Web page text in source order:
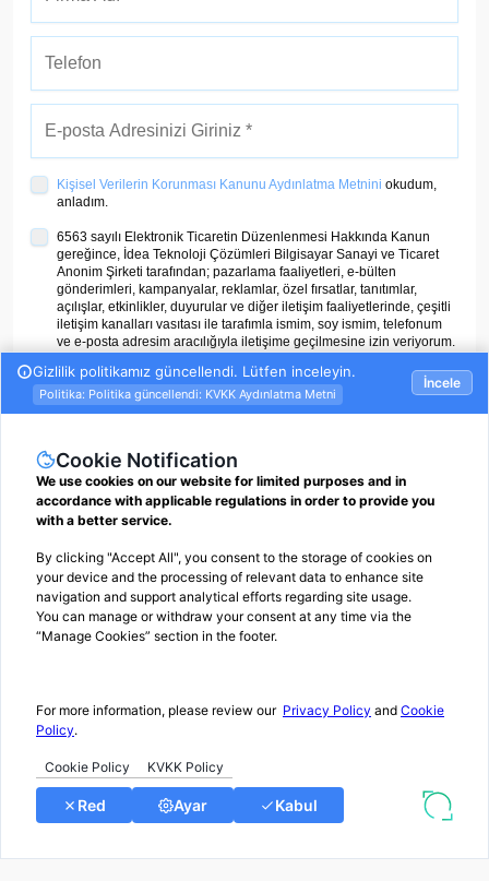
Kişisel Verilerin Korunması Kanunu Aydınlatma Metnini okudum,
anladım.
6563 sayılı Elektronik Ticaretin Düzenlenmesi Hakkında Kanun
gereğince, İdea Teknoloji Çözümleri Bilgisayar Sanayi ve Ticaret
Anonim Şirketi tarafından; pazarlama faaliyetleri, e-bülten
gönderimleri, kampanyalar, reklamlar, özel fırsatlar, tanıtımlar,
açılışlar, etkinlikler, duyurular ve diğer iletişim faaliyetlerinde, çeşitli
iletişim kanalları vasıtası ile tarafımla ismim, soy ismim, telefonum
ve e-posta adresim aracılığıyla iletişime geçilmesine izin veriyorum.
ÜYE OL